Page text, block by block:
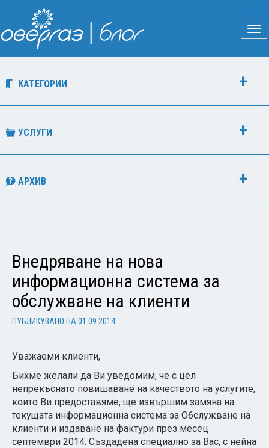
КАТЕГОРИИ
УСЛУГИ
АРХИВ
Внедряване на нова
информационна система за
обслужване на клиенти
ПУБЛИКУВАНО НА 01.09.2014
Уважаеми клиенти,
Бихме желали да Ви уведомим, че с цел
непрекъснато повишаване на качеството на услугите,
които Ви предоставяме, ще извършим замяна на
текущата информационна система за Обслужване на
клиенти и издаване на фактури през месец
септември 2014. Създадена специално за Вас, с нейна